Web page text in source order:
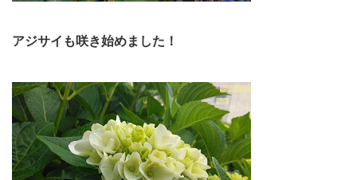
アジサイも咲き始めました！